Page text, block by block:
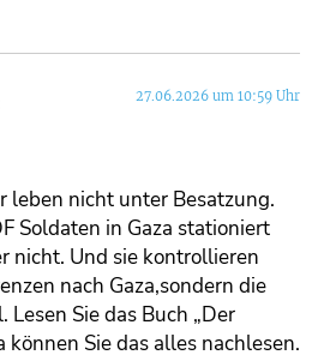
27.06.2026 um 10:59 Uhr
leben nicht unter Besatzung.
Soldaten in Gaza stationiert
nicht. Und sie kontrollieren
nach Gaza,sondern die
Lesen Sie das Buch „Der
können Sie das alles nachlesen.